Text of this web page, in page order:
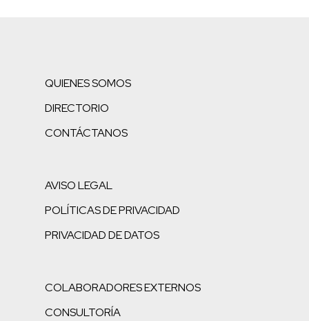
QUIENES SOMOS
DIRECTORIO
CONTÁCTANOS
AVISO LEGAL
POLÍTICAS DE PRIVACIDAD
PRIVACIDAD DE DATOS
COLABORADORES EXTERNOS
CONSULTORÍA